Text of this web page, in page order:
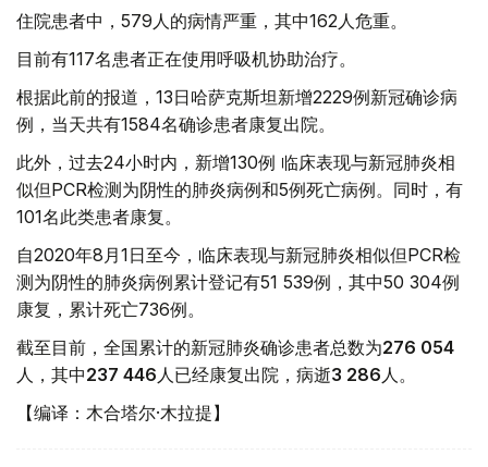
住院患者中，579人的病情严重，其中162人危重。
目前有117名患者正在使用呼吸机协助治疗。
根据此前的报道，13日哈萨克斯坦新增2229例新冠确诊病
例，当天共有1584名确诊患者康复出院。
此外，过去24小时内，新增130例 临床表现与新冠肺炎相
似但PCR检测为阴性的肺炎病例和5例死亡病例。同时，有
101名此类患者康复。
自2020年8月1日至今，临床表现与新冠肺炎相似但PCR检
测为阴性的肺炎病例累计登记有51 539例，其中50 304例
康复，累计死亡736例。
截至目前，全国累计的新冠肺炎确诊患者总数为276 054
人，其中237 446 人已经康复出院，病逝3 286 人。
【编译：木合塔尔·木拉提】